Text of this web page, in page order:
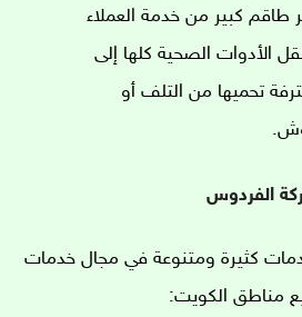
طاقم كبير من خدمة العملاء
الأدوات الصحية كلها إلى
تحميها من التلف أو
الفردوس
كثيرة ومتنوعة في مجال خدمات
مناطق الكويت: